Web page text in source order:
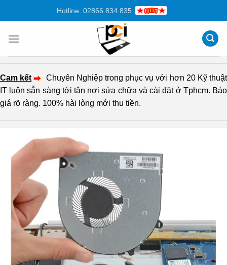
dung
Hotline: 02866.834.835
Cam kết
Chuyên Nghiệp trong phục vụ với hơn 20 Kỹ thuật
IT luôn sẵn sàng tới tận nơi sửa chữa và cài đặt ở Tphcm. Báo
giá rõ ràng. 100% hài lòng mới thu tiền.